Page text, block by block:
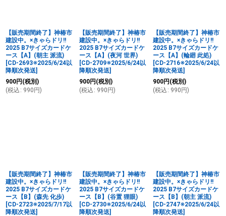
【販売期間終了】神椿市
建設中。×きゃらドリ!!
2025 B7サイズカードケ
ース【A】(朝主 派流)
[CD-2693※2025/6/24以
降順次発送]
900円 (税別)
(税込 : 990 円)
【販売期間終了】神椿市
建設中。×きゃらドリ!!
2025 B7サイズカードケ
ース【A】(夜河 世界)
[CD-2709※2025/6/24以
降順次発送]
900円 (税別)
(税込 : 990 円)
【販売期間終了】神椿市
建設中。×きゃらドリ!!
2025 B7サイズカードケ
ース【A】(輪廻 此処)
[CD-2716※2025/6/24以
降順次発送]
900円 (税別)
(税込 : 990 円)
【販売期間終了】神椿市
建設中。×きゃらドリ!!
2025 B7サイズカードケ
ース【B】(森先 化歩)
[CD-2723※2025/7/17以
降順次発送]
【販売期間終了】神椿市
建設中。×きゃらドリ!!
2025 B7サイズカードケ
ース【B】(谷置 狸眼)
[CD-2730※2025/6/24以
降順次発送]
【販売期間終了】神椿市
建設中。×きゃらドリ!!
2025 B7サイズカードケ
ース【B】(朝主 派流)
[CD-2747※2025/6/24以
降順次発送]